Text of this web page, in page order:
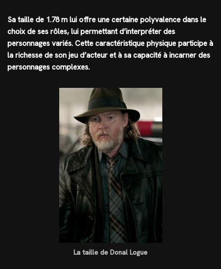
Sa taille de 1.78 m lui offre une certaine polyvalence dans le
choix de ses rôles, lui permettant d’interpréter des
personnages variés. Cette caractéristique physique participe à
la richesse de son jeu d’acteur et à sa capacité à incarner des
personnages complexes.
La taille de Donal Logue